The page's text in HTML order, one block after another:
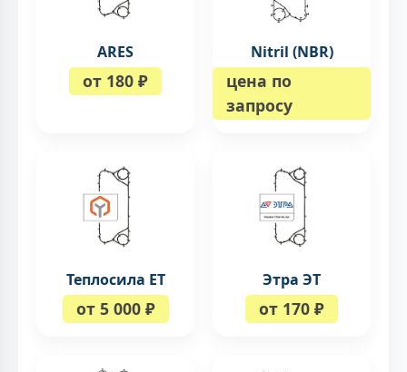
ARES
от 180 ₽
Nitril (NBR)
цена по
запросу
Теплосила ЕТ
от 5 000 ₽
Этра ЭТ
от 170 ₽